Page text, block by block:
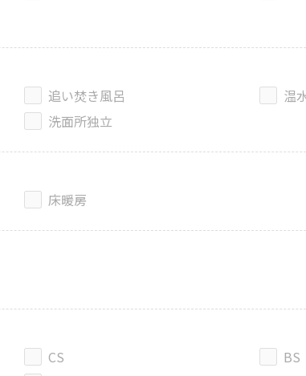
追い焚き風呂
温
洗面所独立
床暖房
CS
BS